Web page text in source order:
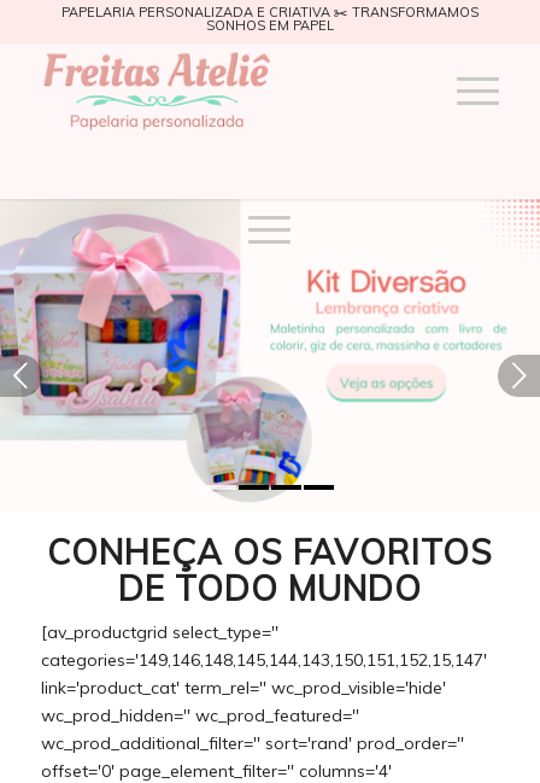
PAPELARIA PERSONALIZADA E CRIATIVA ✂️ TRANSFORMAMOS
SONHOS EM PAPEL
Próximo
CONHEÇA OS FAVORITOS
DE TODO MUNDO
[av_productgrid select_type=''
categories='149,146,148,145,144,143,150,151,152,15,147'
link='product_cat' term_rel='' wc_prod_visible='hide'
wc_prod_hidden='' wc_prod_featured=''
wc_prod_additional_filter='' sort='rand' prod_order=''
offset='0' page_element_filter='' columns='4'